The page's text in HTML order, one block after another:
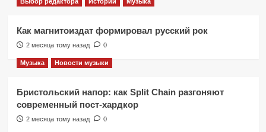
Как магнитоиздат формировал русский рок
2 месяца тому назад 0
Музыка Новости музыки
Бристольский напор: как Split Chain разгоняют
современный пост-хардкор
2 месяца тому назад 0